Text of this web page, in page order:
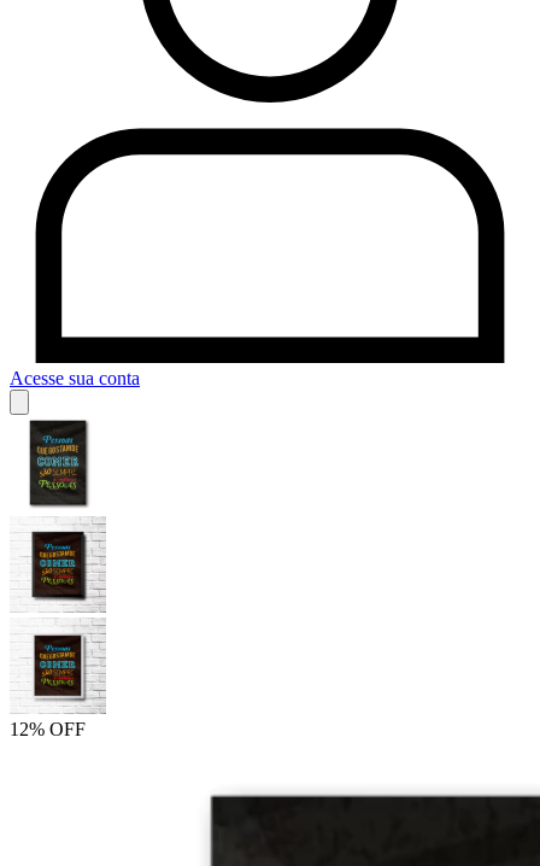
Acesse sua conta
12% OFF